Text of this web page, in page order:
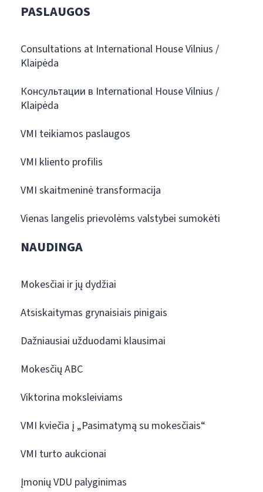
PASLAUGOS
Consultations at International House Vilnius /
Klaipėda
Консультации в International House Vilnius /
Klaipėda
VMI teikiamos paslaugos
VMI kliento profilis
VMI skaitmeninė transformacija
Vienas langelis prievolėms valstybei sumokėti
NAUDINGA
Mokesčiai ir jų dydžiai
Atsiskaitymas grynaisiais pinigais
Dažniausiai užduodami klausimai
Mokesčių ABC
Viktorina moksleiviams
VMI kviečia į „Pasimatymą su mokesčiais“
VMI turto aukcionai
Įmonių VDU palyginimas